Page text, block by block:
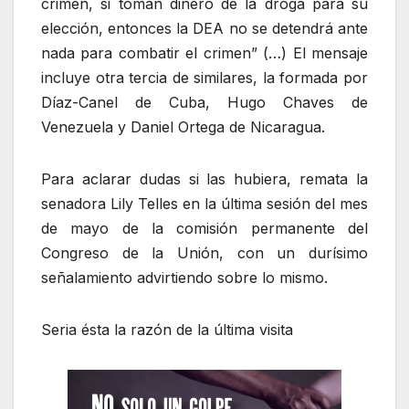
crimen, si toman dinero de la droga para su
elección, entonces la DEA no se detendrá ante
nada para combatir el crimen” (…) El mensaje
incluye otra tercia de similares, la formada por
Díaz-Canel de Cuba, Hugo Chaves de
Venezuela y Daniel Ortega de Nicaragua.
Para aclarar dudas si las hubiera, remata la
senadora Lily Telles en la última sesión del mes
de mayo de la comisión permanente del
Congreso de la Unión, con un durísimo
señalamiento advirtiendo sobre lo mismo.
Seria ésta la razón de la última visita